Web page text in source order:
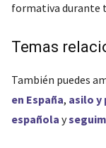
formativa durante
Temas
También puedes
en España, asilo y
española y